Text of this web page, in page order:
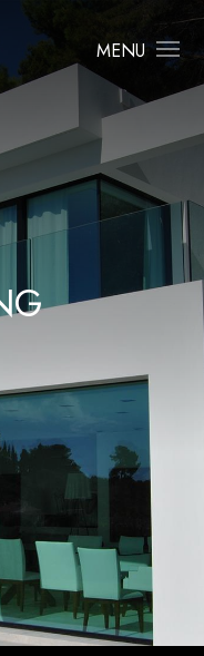
MENU
G